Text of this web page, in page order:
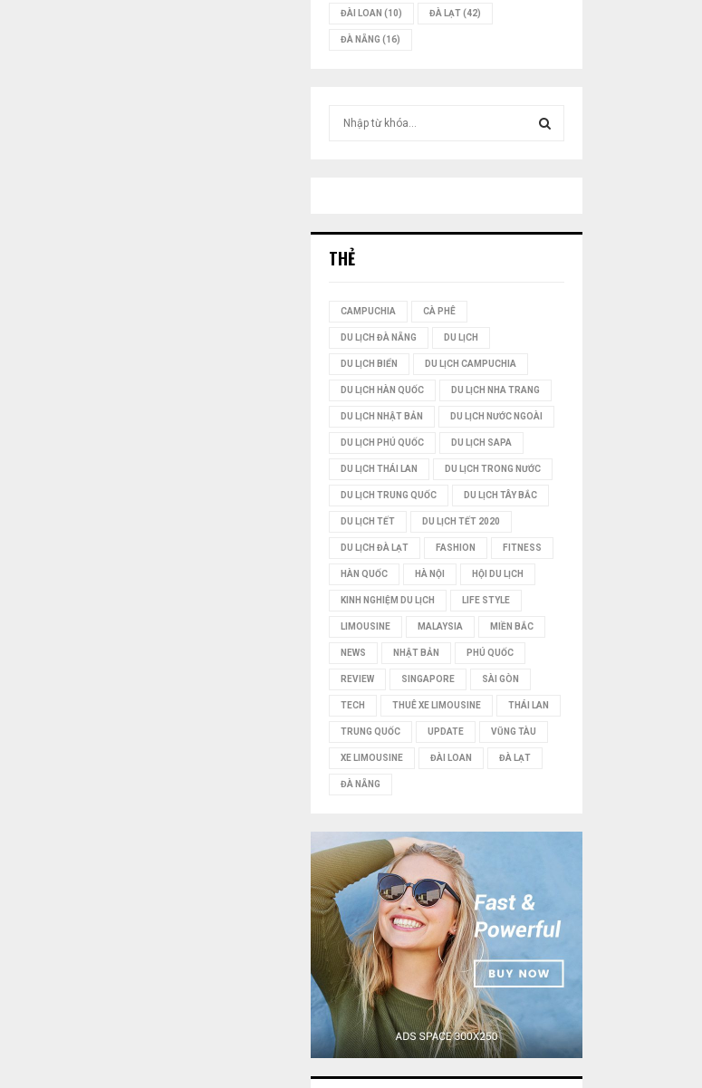
ĐÀI LOAN (10) ĐÀ LẠT(42)
ĐÀ NẴNG (16)
M
THẺ
CAMPUCHIA CÀ PHÊ
DU LỊCH ĐÀ NẴNG DU LỊCH
DU LỊCH BIỂN DU LỊCH CAMPUCHIA
DU LỊCH HÀN QUỐC DU LỊCH NHA TRANG
DU LỊCH NHẬT BẢN DU LỊCH NƯỚC NGOÀI
DU LỊCH PHÚ QUỐC DU LỊCH SAPA
DU LỊCH THÁI LAN DU LỊCH TRONG NƯỚC
DU LỊCH TRUNG QUỐC DU LỊCH TÂY BẮC
DU LỊCH TẾT DU LỊCH TẾT 2020
DU LỊCH ĐÀ LẠT FASHION FITNESS
HÀN QUỐC HÀ NỘI HỘI DU LỊCH
KINH NGHIỆM DU LỊCH LIFE STYLE
LIMOUSINE MALAYSIA MIỀN BẮC
NEWS NHẬT BẢN PHÚ QUỐC
REVIEW SINGAPORE SÀI GÒN
TECH THUÊ XE LIMOUSINE THÁI LAN
TRUNG QUỐC UPDATE VŨNG TÀU
XE LIMOUSINE ĐÀI LOAN ĐÀ LẠT
ĐÀ NẴNG